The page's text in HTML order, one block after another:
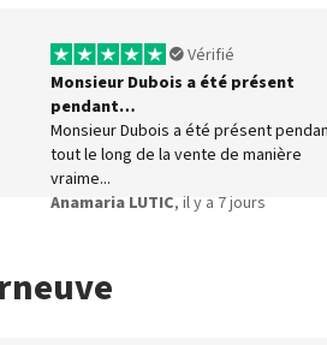
Vérifié
Monsieur Dubois a été présent
pendant…
Monsieur Dubois a été présent
tout le long de la vente de manière
vraime...
Anamaria LUTIC, il y a 7 jours